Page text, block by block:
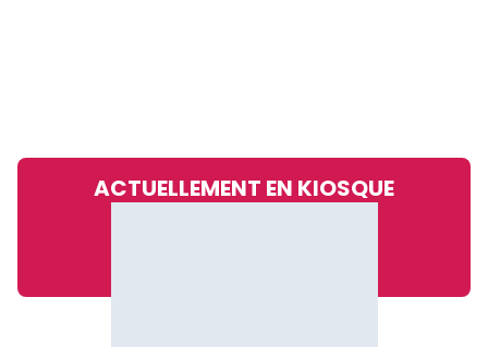
ACTUELLEMENT EN KIOSQUE